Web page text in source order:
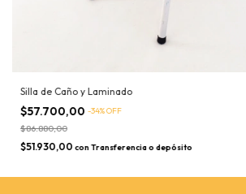
Silla de Caño y Laminado
$57.700,00 -34%OFF
$86.880,00
$51.930,00 con Transferencia o depósito